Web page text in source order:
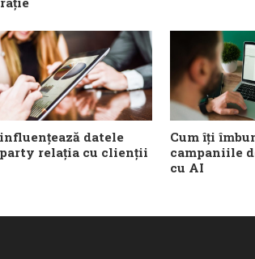
datele
relația cu clienții
Cum îți
campaniile
cu AI